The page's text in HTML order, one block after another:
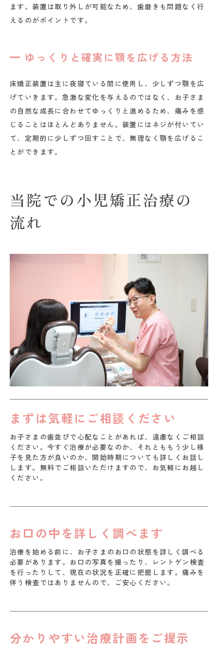
ます。装置は取り外しが可能なため、歯磨きも問題なく行
えるのがポイントです。
ゆっくりと確実に顎を広げる方法
床矯正装置は主に夜寝ている間に使用し、少しずつ顎を広
げていきます。急激な変化を与えるのではなく、お子さま
の自然な成長に合わせてゆっくりと進めるため、痛みを感
じることはほとんどありません。装置にはネジが付いてい
て、定期的に少しずつ回すことで、無理なく顎を広げるこ
とができます。
当院での小児矯正治療の
流れ
まずは気軽にご相談ください
お子さまの歯並びで心配なことがあれば、遠慮なくご相談
ください。今すぐ治療が必要なのか、それとももう少し様
子を見た方が良いのか、開始時期についても詳しくお話し
します。無料でご相談いただけますので、お気軽にお越し
ください。
お口の中を詳しく調べます
治療を始める前に、お子さまのお口の状態を詳しく調べる
必要があります。お口の写真を撮ったり、レントゲン検査
を行ったりして、現在の状況を正確に把握します。痛みを
伴う検査ではありませんので、ご安心ください。
分かりやすい治療計画をご提示